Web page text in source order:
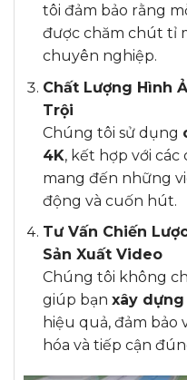
tôi đảm bảo rằng
được chăm chút tỉ
chuyên nghiệp.
Chất Lượng Hình
Trội
Chúng tôi sử dụng
4K, kết hợp với
mang đến những
động và cuốn hút.
Tư Vấn Chiến
Sản Xuất Video
Chúng tôi không
giúp bạn xây
hiệu quả, đảm bảo
hóa và tiếp cận